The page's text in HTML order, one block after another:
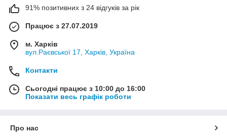
91% позитивних з 24 відгуків за рік
Працює з 27.07.2019
м. Харків
вул.Раєвської 17, Харків, Україна
Контакти
Сьогодні працює з 10:00 до 16:00
Показати весь графік роботи
Про нас